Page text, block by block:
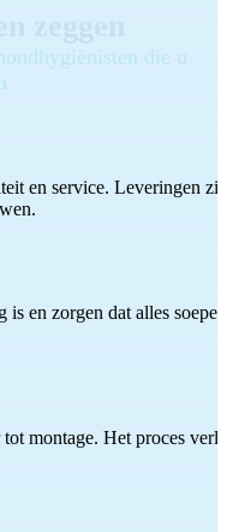
die u
en service. Leveringen
en zorgen dat alles
montage. Het proces